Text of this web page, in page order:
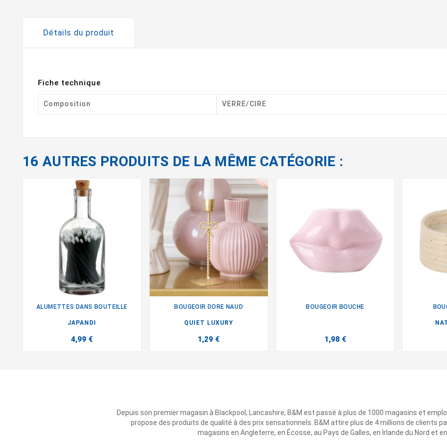
Détails du produit
Fiche technique
Composition VERRE/CIRE
16 AUTRES PRODUITS DE LA MÊME CATÉGORIE :
ALUMETTES DANS BOUTEILLE
JAPANDI
4,99 €
BOUGEOIR DORE NAUD
QUIET LUXURY
1,29 €
BOUGEOIR BOUCHE
1,98 €
Depuis son premier magasin à Blackpool, Lancashire, B&M est passé à plus de 1000 magasins et
propose des produits de qualité à des prix sensationnels. B&M attire plus de 4 millions de clients
magasins en Angleterre, en Écosse, au Pays de Galles, en Irlande du Nord et